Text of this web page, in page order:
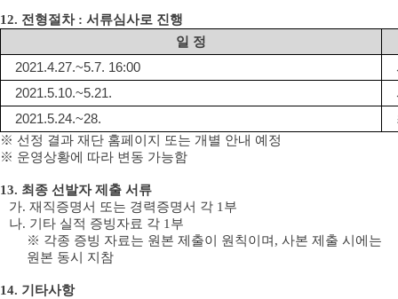
12. 전형절차 : 서류심사로 진행
일 정
2021.4.27.~5.7. 16:00
2021.5.10.~5.21.
2021.5.24.~28.
※ 선정 결과 재단 홈페이지 또는 개별 안내 예정
※ 운영상황에 따라 변동 가능함
13. 최종 선발자 제출 서류
가. 재직증명서 또는 경력증명서 각 1 부
나. 기타 실적 증빙자료 각 1 부
※ 각종 증빙 자료는 원본 제출이 원칙이며 , 사본 제출 시에는
원본 동시 지참
14. 기타사항